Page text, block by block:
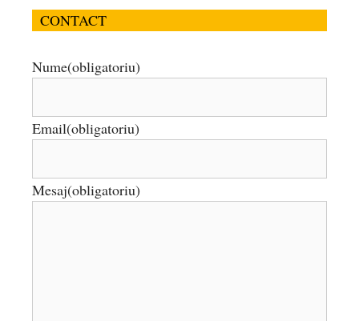
CONTACT
Nume(obligatoriu)
Email(obligatoriu)
Mesaj(obligatoriu)